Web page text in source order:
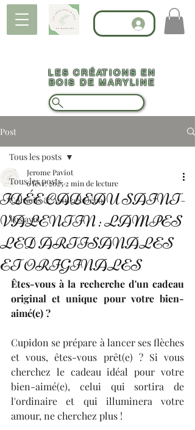
LES CRÉATIONS EN
BOIS DE MARYLINE
Post
Tous les posts
Conseils & Astuces Déco
Vos avis
Tous les posts
IDÉE CADEAU SAINT-
VALENTIN : LAMPES
LED ARTISANALES
ET ORIGINALES
Jerome Paviot
6 févr. 2025 2 min de lecture
Êtes-vous à la recherche d'un cadeau
original et unique pour votre bien-
aimé(e) ?
Cupidon se prépare à lancer ses flèches
et vous, êtes-vous prêt(e) ? Si vous
cherchez le cadeau idéal pour votre
bien-aimé(e), celui qui sortira de
l'ordinaire et qui illuminera votre
amour, ne cherchez plus !